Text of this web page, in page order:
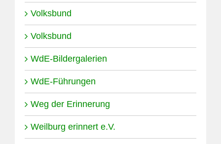
Volksbund
Volksbund
WdE-Bildergalerien
WdE-Führungen
Weg der Erinnerung
Weilburg erinnert e.V.